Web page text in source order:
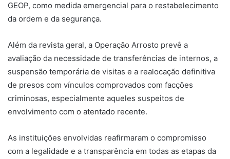
GEOP, como medida emergencial para o restabelecimento
da ordem e da segurança.
Além da revista geral, a Operação Arrosto prevê a
avaliação da necessidade de transferências de internos, a
suspensão temporária de visitas e a realocação definitiva
de presos com vínculos comprovados com facções
criminosas, especialmente aqueles suspeitos de
envolvimento com o atentado recente.
As instituições envolvidas reafirmaram o compromisso
com a legalidade e a transparência em todas as etapas da